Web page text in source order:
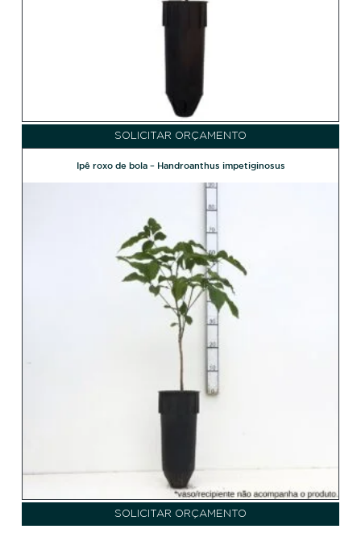
SOLICITAR ORÇAMENTO
Ipê roxo de bola – Handroanthus impetiginosus
SOLICITAR ORÇAMENTO